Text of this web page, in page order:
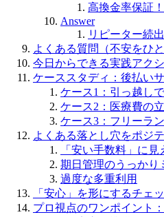
高換金率保証
Answer
リピーター続
よくある質問（不安をひ
今日からできる実践アク
ケーススタディ：後払い
ケース1：引っ越し
ケース2：医療費の
ケース3：フリーラ
よくある落とし穴をポジ
「安い手数料」に
期日管理のうっかり
過度な多重利用
「安心」を形にするチェ
プロ視点のワンポイント